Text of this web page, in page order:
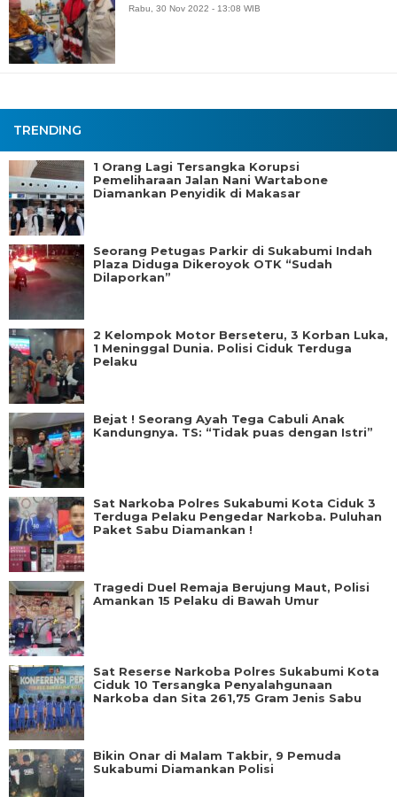
TRENDING
1 Orang Lagi Tersangka Korupsi
Pemeliharaan Jalan Nani Wartabone
Diamankan Penyidik di Makasar
Seorang Petugas Parkir di Sukabumi Indah
Plaza Diduga Dikeroyok OTK “Sudah
Dilaporkan”
2 Kelompok Motor Berseteru, 3 Korban Luka,
1 Meninggal Dunia. Polisi Ciduk Terduga
Pelaku
Bejat ! Seorang Ayah Tega Cabuli Anak
Kandungnya. TS: “Tidak puas dengan Istri”
Sat Narkoba Polres Sukabumi Kota Ciduk 3
Terduga Pelaku Pengedar Narkoba. Puluhan
Paket Sabu Diamankan !
Tragedi Duel Remaja Berujung Maut, Polisi
Amankan 15 Pelaku di Bawah Umur
Sat Reserse Narkoba Polres Sukabumi Kota
Ciduk 10 Tersangka Penyalahgunaan
Narkoba dan Sita 261,75 Gram Jenis Sabu
Bikin Onar di Malam Takbir, 9 Pemuda
Sukabumi Diamankan Polisi
Rabu, 30 Nov 2022 - 13:08 WIB